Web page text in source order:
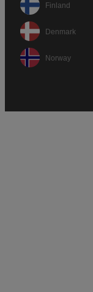
Finland
Denmark
Norway